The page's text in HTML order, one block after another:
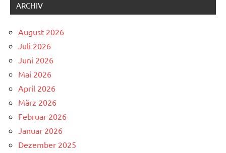
ARCHIV
August 2026
Juli 2026
Juni 2026
Mai 2026
April 2026
März 2026
Februar 2026
Januar 2026
Dezember 2025